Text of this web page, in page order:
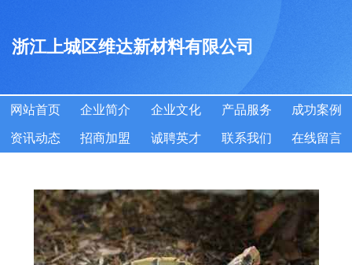
浙江上城区维达新材料有限公司
网站首页 企业简介 企业文化 产品服务 成功案例
资讯动态 招商加盟 诚聘英才 联系我们 在线留言